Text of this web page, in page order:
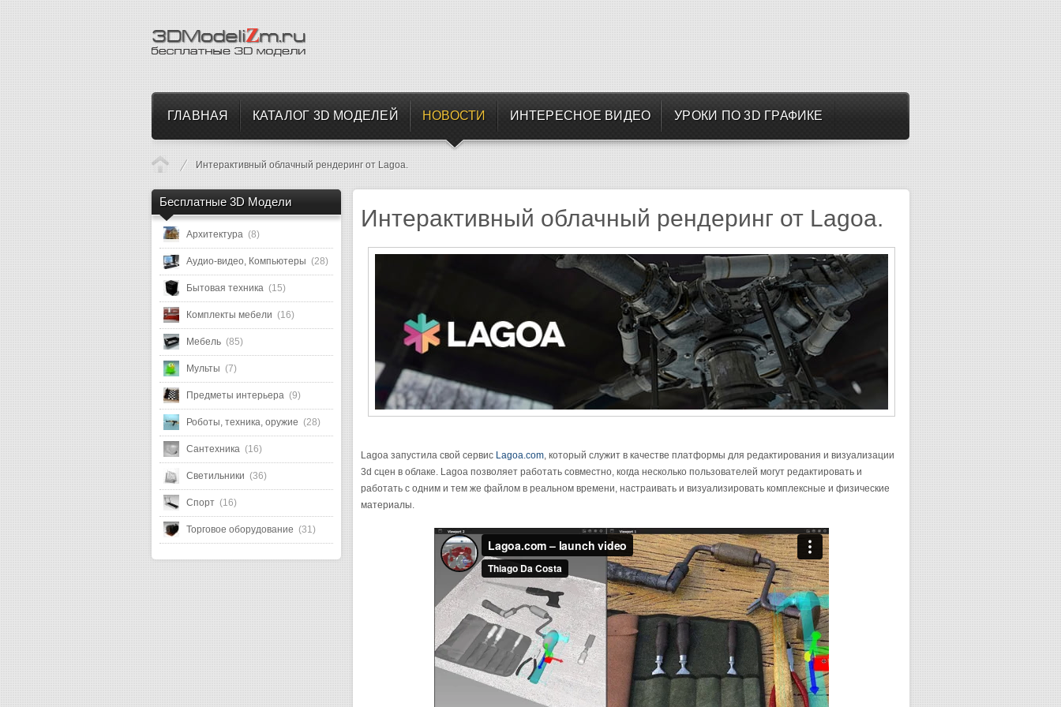
ГЛАВНАЯ КАТАЛОГ 3D МОДЕЛЕЙ НОВОСТИ ИНТЕРЕСНОЕ ВИДЕО УРОКИ ПО 3D ГРАФИКЕ
Интерактивный облачный рендеринг от Lagoa.
Бесплатные 3D Модели
Архитектура (8)
Аудио-видео, Компьютеры (28)
Бытовая техника (15)
Комплекты мебели (16)
Мебель (85)
Мульты (7)
Предметы интерьера (9)
Роботы, техника, оружие (28)
Сантехника (16)
Светильники (36)
Спорт (16)
Торговое оборудование (31)
Интерактивный облачный рендеринг от Lagoa.
Lagoa запустила свой сервис Lagoa.com, который служит в качестве платформы для редактирования и визуализации
3d сцен в облаке. Lagoa позволяет работать совместно, когда несколько пользователей могут редактировать и
работать с одним и тем же файлом в реальном времени, настраивать и визуализировать комплексные и физические
материалы.